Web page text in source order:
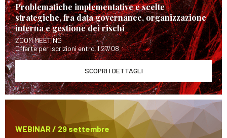
Problematiche implementative e scelte
strategiche, fra data governance, organizzazione
interna e gestione dei rischi
ZOOM MEETING
Offerte per iscrizioni entro il 27/08
SCOPRI I DETTAGLI
WEBINAR / 29 settembre